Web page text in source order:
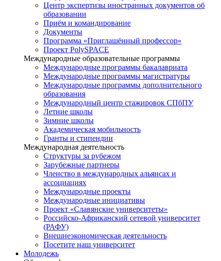
Центр экспертизы иностранных документов об
образовании
Приём и командирование
Документы
Программа «Приглашённый профессор»
Проект PolySPACE
Международные образовательные программы
Международные программы бакалавриата
Международные программы магистратуры
Международные программы дополнительного
образования
Международный центр стажировок СПбПУ
Летние школы
Зимние школы
Академическая мобильность
Гранты и стипендии
Международная деятельность
Структуры за рубежом
Зарубежные партнеры
Членство в международных альянсах и
ассоциациях
Международные проекты
Международные инициативы
Проект «Славянские университеты»
Российско-Африканский сетевой университет
(РАФУ)
Внешнеэкономическая деятельность
Посетите наш университет
Молодежь